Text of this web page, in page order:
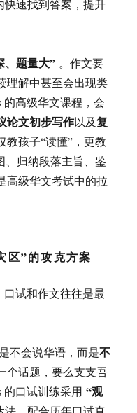
快速找到答案，提升
、题量大” 。作文要
理解中甚至会出现类
的高级华文课程，会
论文初步写作以及复
教孩子“读懂”，更教
归纳段落主旨、鉴
高级华文考试中的拉
区”的攻克方案
口试和作文往往是最
不会说华语，而是不
个话题，要么支支吾
的口试训练采用“观